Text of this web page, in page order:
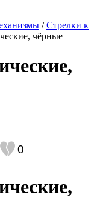
/Стрелки к
чёрные
0